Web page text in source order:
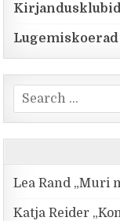
Lugemiskoerad
Search for:
Lea Rand „Muri
Katja Reider